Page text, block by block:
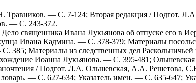
Травников. — С. 7-124; Вторая редакция / Подгот.
— С. 243-372.
священника Ивана Лукьянова об отпуске его в
Ивана Кадмина. — С. 378-379; Материалы
385; Материалы из следственных дел
Иоанна Лукьянова. — С. 395-481;
/ Подгот. Л.А. Ольшевская, A.A.
— С. 627-634; Указатель имен. — С. 635-647;